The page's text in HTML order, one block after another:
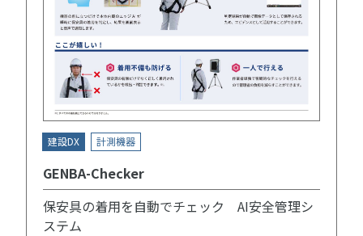
建設DX 計測機器
GENBA-Checker
保安具の着用を自動でチェック AI安全管理シ
ステム